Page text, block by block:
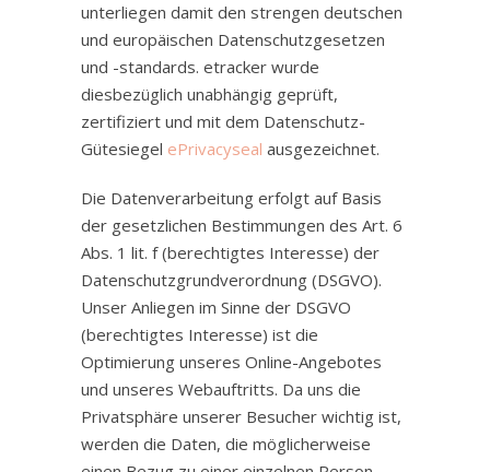
unterliegen damit den strengen deutschen
und europäischen Datenschutzgesetzen
und -standards. etracker wurde
diesbezüglich unabhängig geprüft,
zertifiziert und mit dem Datenschutz-
Gütesiegel ePrivacyseal ausgezeichnet.
Die Datenverarbeitung erfolgt auf Basis
der gesetzlichen Bestimmungen des Art. 6
Abs. 1 lit. f (berechtigtes Interesse) der
Datenschutzgrundverordnung (DSGVO).
Unser Anliegen im Sinne der DSGVO
(berechtigtes Interesse) ist die
Optimierung unseres Online-Angebotes
und unseres Webauftritts. Da uns die
Privatsphäre unserer Besucher wichtig ist,
werden die Daten, die möglicherweise